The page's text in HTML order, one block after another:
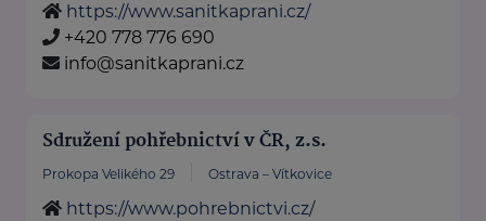
https://www.sanitkaprani.cz/
+420 778 776 690
info@sanitkaprani.cz
Sdružení pohřebnictví v ČR, z.s.
Prokopa Velikého 29 Ostrava – Vítkovice
https://www.pohrebnictvi.cz/